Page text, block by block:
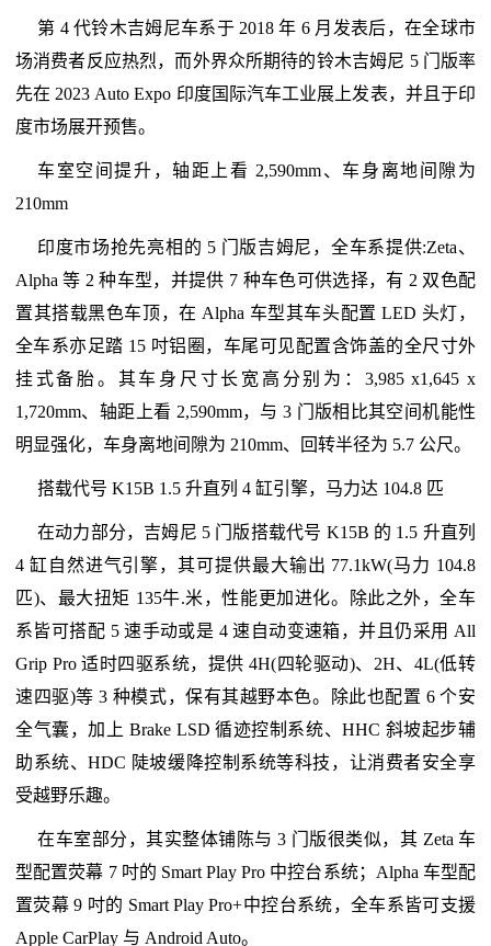
第 4 代铃木吉姆尼车系于 2018 年 6 月发表后，在全球市
场消费者反应热烈，而外界众所期待的铃木吉姆尼 5 门版率
先在 2023 Auto Expo 印度国际汽车工业展上发表，并且于印
度市场展开预售。
车室空间提升，轴距上看 2,590mm、车身离地间隙为
210mm
印度市场抢先亮相的 5 门版吉姆尼，全车系提供:Zeta、
Alpha 等 2 种车型，并提供 7 种车色可供选择，有 2 双色配
置其搭载黑色车顶，在 Alpha 车型其车头配置 LED 头灯，
全车系亦足踏 15 吋铝圈，车尾可见配置含饰盖的全尺寸外
挂式备胎。其车身尺寸长宽高分别为：3,985 x1,645 x
1,720mm、轴距上看 2,590mm，与 3 门版相比其空间机能性
明显强化，车身离地间隙为 210mm、回转半径为 5.7 公尺。
搭载代号 K15B 1.5 升直列 4 缸引擎，马力达 104.8 匹
在动力部分，吉姆尼 5 门版搭载代号 K15B 的 1.5 升直列
4 缸自然进气引擎，其可提供最大输出 77.1kW(马力 104.8
匹)、最大扭矩 135牛.米，性能更加进化。除此之外，全车
系皆可搭配 5 速手动或是 4 速自动变速箱，并且仍采用 All
Grip Pro 适时四驱系统，提供 4H(四轮驱动)、2H、4L(低转
速四驱)等 3 种模式，保有其越野本色。除此也配置 6 个安
全气囊，加上 Brake LSD 循迹控制系统、HHC 斜坡起步辅
助系统、HDC 陡坡缓降控制系统等科技，让消费者安全享
受越野乐趣。
在车室部分，其实整体铺陈与 3 门版很类似，其 Zeta 车
型配置荧幕 7 吋的 Smart Play Pro 中控台系统；Alpha 车型配
置荧幕 9 吋的 Smart Play Pro+中控台系统，全车系皆可支援
Apple CarPlay 与 Android Auto。